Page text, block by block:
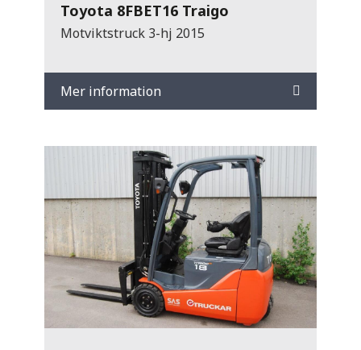
Toyota 8FBET16 Traigo
Motviktstruck 3-hj 2015
Mer information